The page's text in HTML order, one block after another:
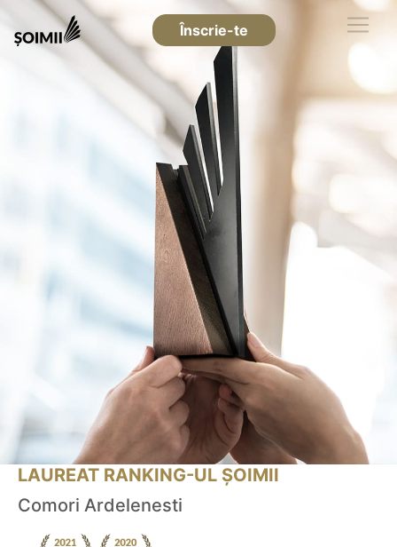
Înscrie-te
LAUREAT RANKING-UL ȘOIMII
Comori Ardelenesti